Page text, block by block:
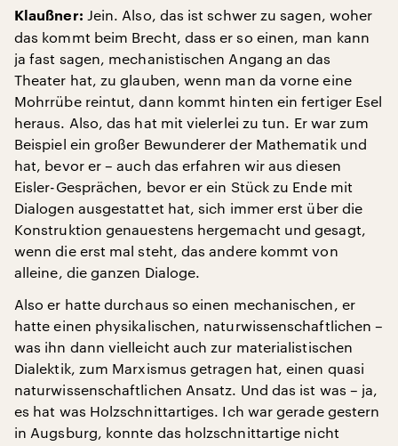
Klaußner: Jein. Also, das ist schwer zu sagen, woher
das kommt beim Brecht, dass er so einen, man kann
ja fast sagen, mechanistischen Angang an das
Theater hat, zu glauben, wenn man da vorne eine
Mohrrübe reintut, dann kommt hinten ein fertiger Esel
heraus. Also, das hat mit vielerlei zu tun. Er war zum
Beispiel ein großer Bewunderer der Mathematik und
hat, bevor er – auch das erfahren wir aus diesen
Eisler-Gesprächen, bevor er ein Stück zu Ende mit
Dialogen ausgestattet hat, sich immer erst über die
Konstruktion genauestens hergemacht und gesagt,
wenn die erst mal steht, das andere kommt von
alleine, die ganzen Dialoge.
Also er hatte durchaus so einen mechanischen, er
hatte einen physikalischen, naturwissenschaftlichen –
was ihn dann vielleicht auch zur materialistischen
Dialektik, zum Marxismus getragen hat, einen quasi
naturwissenschaftlichen Ansatz. Und das ist was – ja,
es hat was Holzschnittartiges. Ich war gerade gestern
in Augsburg, konnte das holzschnittartige nicht